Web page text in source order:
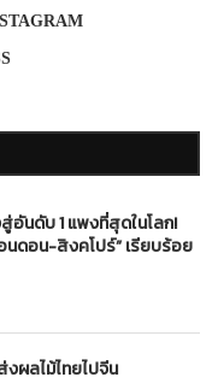
อันดับ 1 แพงที่สุดในโลก!
นดอน-สิงคโปร์” เรียบร้อย
งผลไม้ไทยไปจีน